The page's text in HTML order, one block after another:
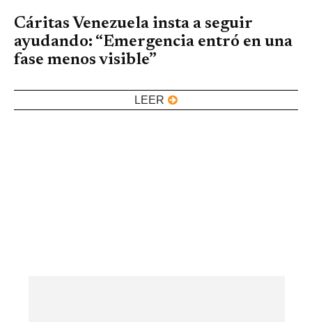
Cáritas Venezuela insta a seguir
ayudando: “Emergencia entró en una
fase menos visible”
LEER